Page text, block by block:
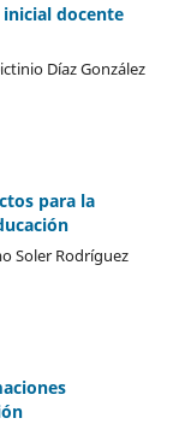
docente
Díaz González
para la
Soler Rodríguez